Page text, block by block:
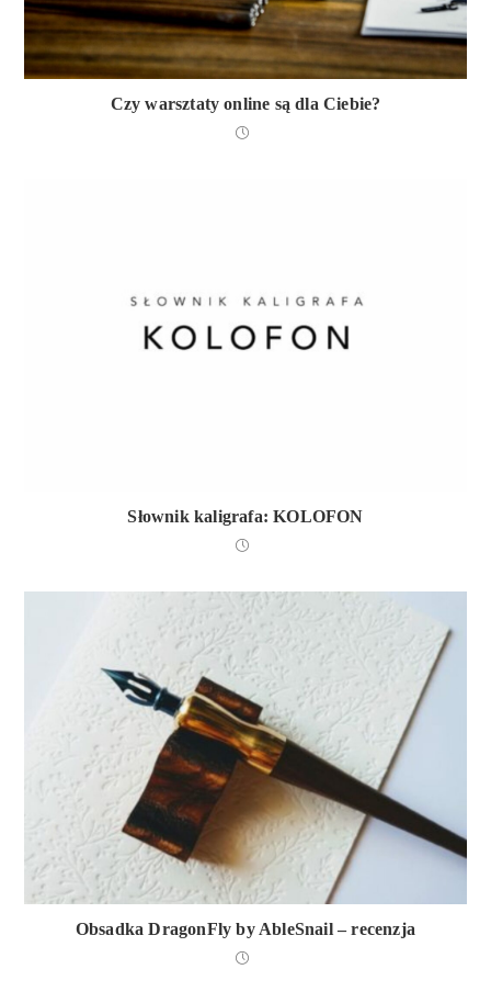
Czy warsztaty online są dla Ciebie?
Słownik kaligrafa: KOLOFON
Obsadka DragonFly by AbleSnail – recenzja